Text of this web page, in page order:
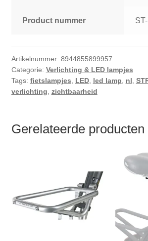
Product nummer
Artikelnummer: 8944855899957
Categorie: Verlichting & LED lampjes
Tags: fietslampjes LED, led lamp nl
verlichting zichtbaarheid
Gerelateerde producten